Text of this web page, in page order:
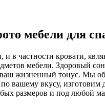
мебели для
в частности кровати,
мебели. Здоровый сон
жизненный тонус. Мы
вашему вкусу, изготовим
размеров и под любой